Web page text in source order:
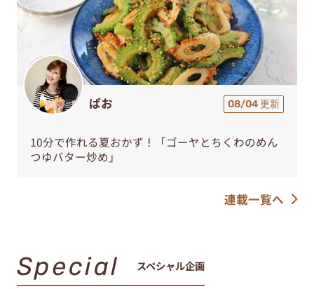
ぱお 08/04 更新
10分で作れる夏おかず！「ゴーヤとちくわのめん
つゆバター炒め」
連載一覧へ
Special スペシャル企画